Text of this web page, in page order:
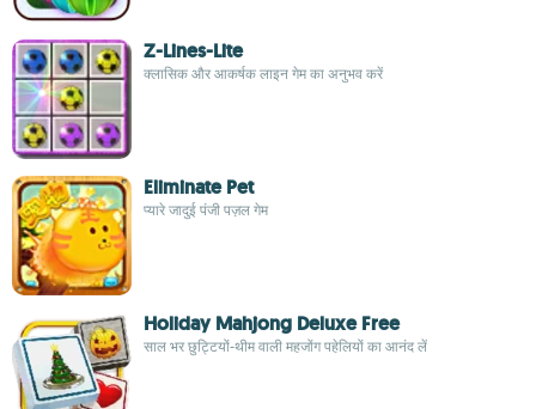
Z-Lines-Lite
क्लासिक और आकर्षक लाइन गेम का अनुभव करें
Eliminate Pet
प्यारे जादुई पंजी पज़ल गेम
Holiday Mahjong Deluxe Free
साल भर छुट्टियों-थीम वाली महजोंग पहेलियों का आनंद लें